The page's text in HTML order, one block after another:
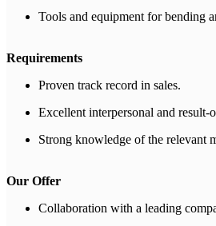
Tools and equipment for bending
Requirements
Proven track record in sales.
Excellent interpersonal and result-
Strong knowledge of the relevant
Our Offer
Collaboration with a leading